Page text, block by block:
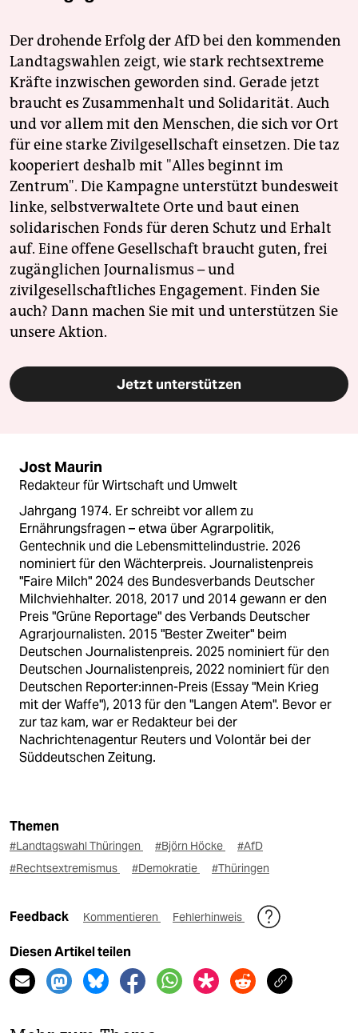
Der drohende Erfolg der AfD bei den kommenden
Landtagswahlen zeigt, wie stark rechtsextreme
Kräfte inzwischen geworden sind. Gerade jetzt
braucht es Zusammenhalt und Solidarität. Auch
und vor allem mit den Menschen, die sich vor Ort
für eine starke Zivilgesellschaft einsetzen. Die taz
kooperiert deshalb mit "Alles beginnt im
Zentrum". Die Kampagne unterstützt bundesweit
linke, selbstverwaltete Orte und baut einen
solidarischen Fonds für deren Schutz und Erhalt
auf. Eine offene Gesellschaft braucht guten, frei
zugänglichen Journalismus – und
zivilgesellschaftliches Engagement. Finden Sie
auch? Dann machen Sie mit und unterstützen Sie
unsere Aktion.
Jetzt unterstützen
Jost Maurin
Redakteur für Wirtschaft und Umwelt
Jahrgang 1974. Er schreibt vor allem zu
Ernährungsfragen – etwa über Agrarpolitik,
Gentechnik und die Lebensmittelindustrie. 2026
nominiert für den Wächterpreis. Journalistenpreis
"Faire Milch" 2024 des Bundesverbands Deutscher
Milchviehhalter. 2018, 2017 und 2014 gewann er den
Preis "Grüne Reportage" des Verbands Deutscher
Agrarjournalisten. 2015 "Bester Zweiter" beim
Deutschen Journalistenpreis. 2025 nominiert für den
Deutschen Journalistenpreis, 2022 nominiert für den
Deutschen Reporter:innen-Preis (Essay "Mein Krieg
mit der Waffe"), 2013 für den "Langen Atem". Bevor er
zur taz kam, war er Redakteur bei der
Nachrichtenagentur Reuters und Volontär bei der
Süddeutschen Zeitung.
Themen
#Landtagswahl Thüringen #Björn Höcke
#AfD
#Rechtsextremismus
#Demokratie #Thüringen
Feedback Kommentieren Fehlerhinweis
Diesen Artikel teilen